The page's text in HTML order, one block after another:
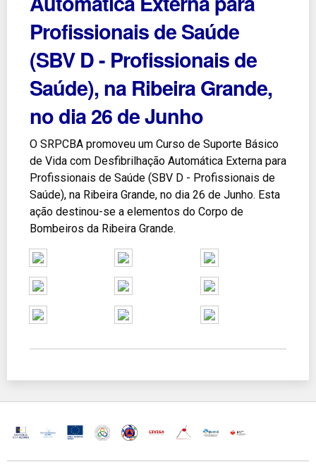
Profissionais de Saúde
(SBV D - Profissionais de
Saúde), na Ribeira Grande,
no dia 26 de Junho
O SRPCBA promoveu um Curso de Suporte Básico
de Vida com Desfibrilhação Automática Externa para
Profissionais de Saúde (SBV D - Profissionais de
Saúde), na Ribeira Grande, no dia 26 de Junho. Esta
ação destinou-se a elementos do Corpo de
Bombeiros da Ribeira Grande.